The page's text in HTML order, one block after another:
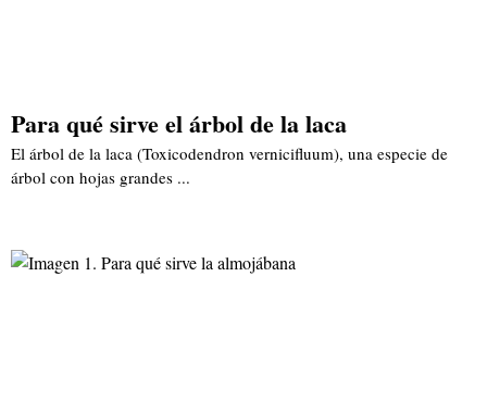
Para qué sirve el árbol de la laca
El árbol de la laca (Toxicodendron vernicifluum), una especie de
árbol con hojas grandes ...